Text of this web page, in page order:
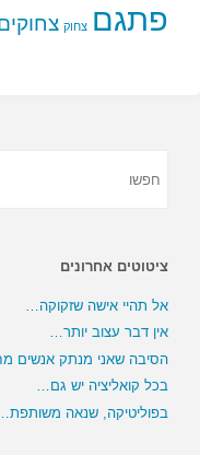
פתגם צחוק
ציטוטים אחרונים
אל תהיי אישה שזקוקה…
אין דבר עצוב יותר…
הסיבה שאני מנתק אנשים
בכל קואליציה יש גם…
בפוליטיקה, שנאה משותפת…